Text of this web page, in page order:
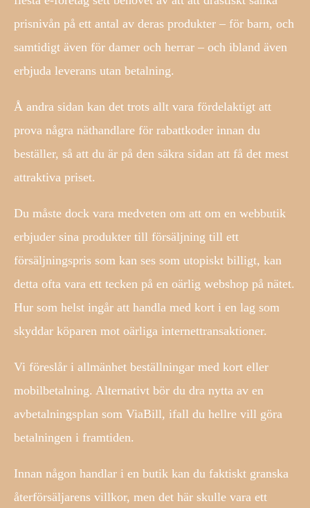
prisnivån på ett antal av deras produkter – för barn, och
samtidigt även för damer och herrar – och ibland även
erbjuda leverans utan betalning.
Å andra sidan kan det trots allt vara fördelaktigt att
prova några näthandlare för rabattkoder innan du
beställer, så att du är på den säkra sidan att få det mest
attraktiva priset.
Du måste dock vara medveten om att om en webbutik
erbjuder sina produkter till försäljning till ett
försäljningspris som kan ses som utopiskt billigt, kan
detta ofta vara ett tecken på en oärlig webshop på nätet.
Hur som helst ingår att handla med kort i en lag som
skyddar köparen mot oärliga internettransaktioner.
Vi föreslår i allmänhet beställningar med kort eller
mobilbetalning. Alternativt bör du dra nytta av en
avbetalningsplan som ViaBill, ifall du hellre vill göra
betalningen i framtiden.
Innan någon handlar i en butik kan du faktiskt granska
återförsäljarens villkor, men det här skulle vara ett